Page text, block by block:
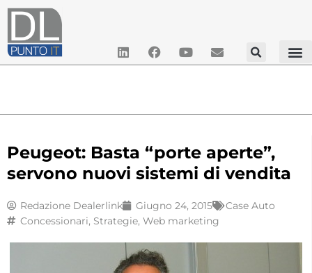
Peugeot: Basta “porte aperte”,
servono nuovi sistemi di vendita
Redazione Dealerlink Giugno 24, 2015
Case Auto
Concessionari, Strategie, Web marketing